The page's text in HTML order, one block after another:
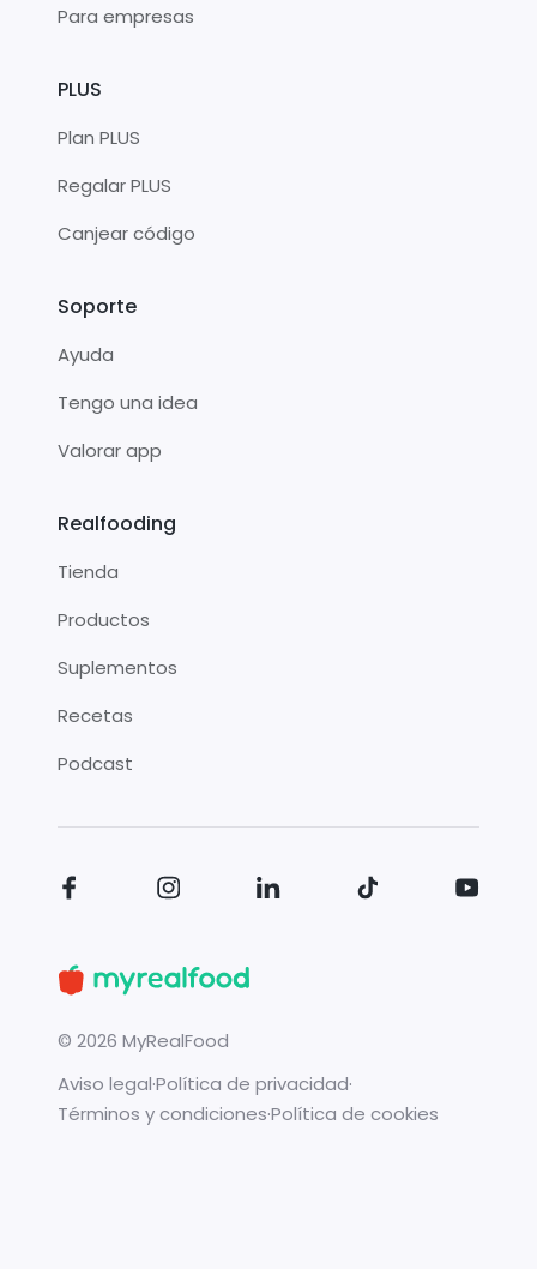
Para empresas
PLUS
Plan PLUS
Regalar PLUS
Canjear código
Soporte
Ayuda
Tengo una idea
Valorar app
Realfooding
Tienda
Productos
Suplementos
Recetas
Podcast
© 2026 MyRealFood
Aviso legal·Política de privacidad·
Términos y condiciones·Política de cookies